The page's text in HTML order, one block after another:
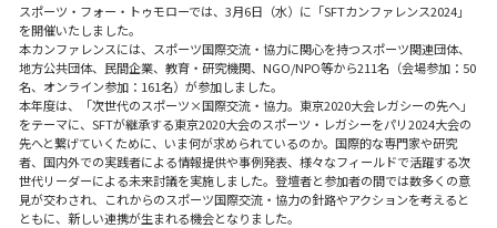
スポーツ・フォー・トゥモローでは、3月6日（水）に「SFTカンファレンス2024」
を開催いたしました。
本カンファレンスには、スポーツ国際交流・協力に関心を持つスポーツ関連団体、
地方公共団体、民間企業、教育・研究機関、NGO/NPO等から211名（会場参加：50
名、オンライン参加：161名）が参加しました。
本年度は、「次世代のスポーツ×国際交流・協力。東京2020大会レガシーの先へ」
をテーマに、SFTが継承する東京2020大会のスポーツ・レガシーをパリ2024大会の
先へと繋げていくために、いま何が求められているのか。国際的な専門家や研究
者、国内外での実践者による情報提供や事例発表、様々なフィールドで活躍する次
世代リーダーによる未来討議を実施しました。登壇者と参加者の間では数多くの意
見が交わされ、これからのスポーツ国際交流・協力の針路やアクションを考えると
ともに、新しい連携が生まれる機会となりました。